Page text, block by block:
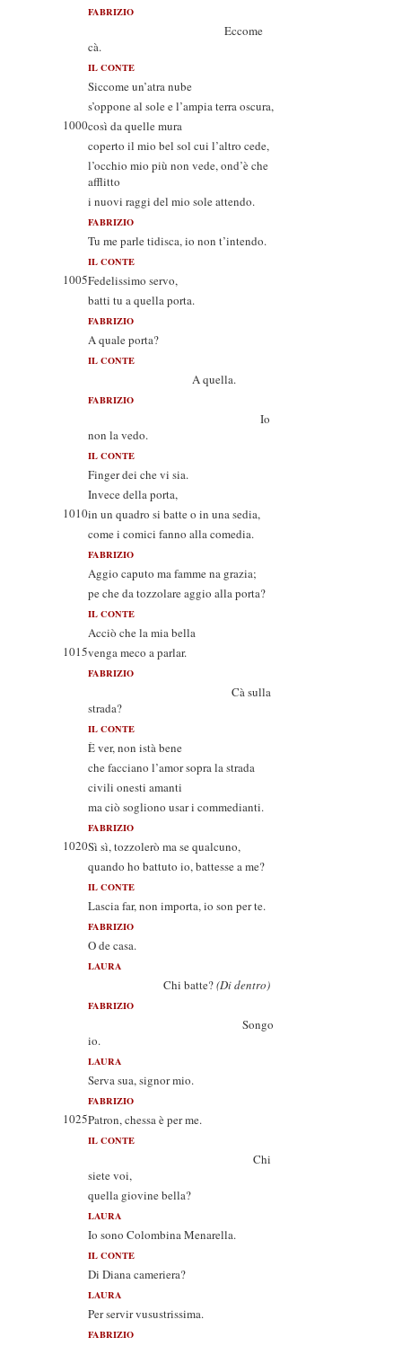
FABRIZIO
Eccome
cà.
IL CONTE
Siccome un’atra nube
s’oppone al sole e l’ampia terra oscura,
1000così da quelle mura
coperto il mio bel sol cui l’altro cede,
l’occhio mio più non vede, ond’è che
afflitto
i nuovi raggi del mio sole attendo.
FABRIZIO
Tu me parle tidisca, io non t’intendo.
IL CONTE
1005Fedelissimo servo,
batti tu a quella porta.
FABRIZIO
A quale porta?
IL CONTE
A quella.
FABRIZIO
Io
non la vedo.
IL CONTE
Finger dei che vi sia.
Invece della porta,
1010in un quadro si batte o in una sedia,
come i comici fanno alla comedia.
FABRIZIO
Aggio caputo ma famme na grazia;
pe che da tozzolare aggio alla porta?
IL CONTE
Acciò che la mia bella
1015venga meco a parlar.
FABRIZIO
Cà sulla
strada?
IL CONTE
È ver, non istà bene
che facciano l’amor sopra la strada
civili onesti amanti
ma ciò sogliono usar i commedianti.
FABRIZIO
1020Sì sì, tozzolerò ma se qualcuno,
quando ho battuto io, battesse a me?
IL CONTE
Lascia far, non importa, io son per te.
FABRIZIO
O de casa.
LAURA
Chi batte?(Di dentro)
FABRIZIO
Songo
io.
LAURA
Serva sua, signor mio.
FABRIZIO
1025Patron, chessa è per me.
IL CONTE
Chi
siete voi,
quella giovine bella?
LAURA
Io sono Colombina Menarella.
IL CONTE
Di Diana cameriera?
LAURA
Per servir vusustrissima.
FABRIZIO